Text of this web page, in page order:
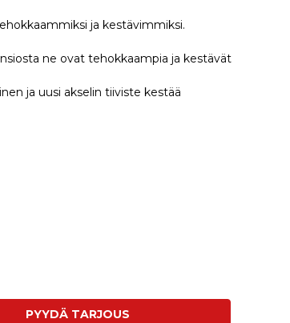
ja kestävimmiksi.
ne ovat tehokkaampia ja kestävät
ja uusi akselin tiiviste kestää
PYYDÄ TARJOUS